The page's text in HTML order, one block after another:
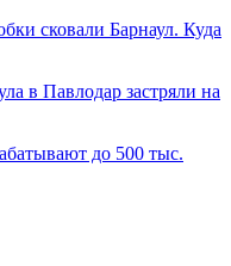
сковали Барнаул. Куда
в Павлодар застряли на
до 500 тыс.